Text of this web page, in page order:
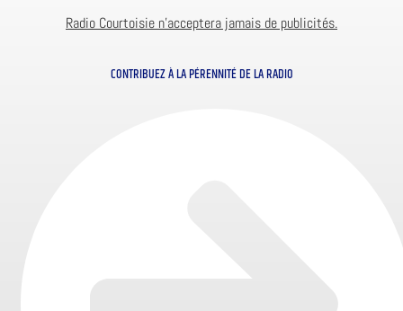
Radio Courtoisie n’acceptera jamais de publicités.
CONTRIBUEZ À LA PÉRENNITÉ DE LA RADIO